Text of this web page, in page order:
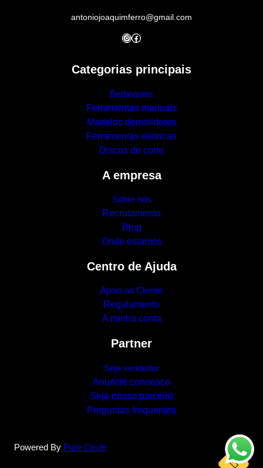
antoniojoaquimferro@gmail.com
InstagramFacebook
Categorias principais
Berbequins
Ferramentas manuais
Martelos demolidores
Ferramentas elétricas
Discos de corte
A empresa
Sobre nós
Recrutamento
Blog
Onde estamos
Centro de Ajuda
Apoio ao Cliente
Regulamento
A minha conta
Partner
Seja vendedor
Anuncie connosco
Seja nosso parceiro
Perguntas frequentes
Powered By Pure Circle